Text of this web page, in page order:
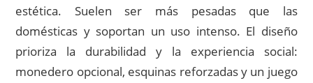
estética. Suelen ser más pesadas que las
domésticas y soportan un uso intenso. El diseño
prioriza la durabilidad y la experiencia social:
monedero opcional, esquinas reforzadas y un juego